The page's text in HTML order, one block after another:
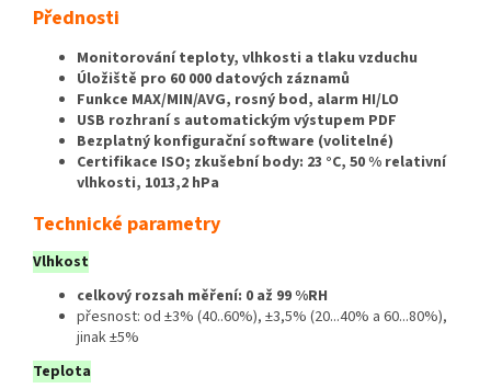
Přednosti
Monitorování teploty, vlhkosti a tlaku vzduchu
Úložiště pro 60 000 datových záznamů
Funkce MAX/MIN/AVG, rosný bod, alarm HI/LO
USB rozhraní s automatickým výstupem PDF
Bezplatný konfigurační software (volitelné)
Certifikace ISO; zkušební body: 23 °C, 50 % relativní
vlhkosti, 1013,2 hPa
Technické parametry
Vlhkost
celkový rozsah měření: 0 až 99 %RH
přesnost: od ±3% (40..60%), ±3,5% (20...40% a 60...80%),
jinak ±5%
Teplota